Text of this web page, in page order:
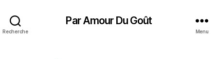
Recherche
Par Amour Du Goût
Menu